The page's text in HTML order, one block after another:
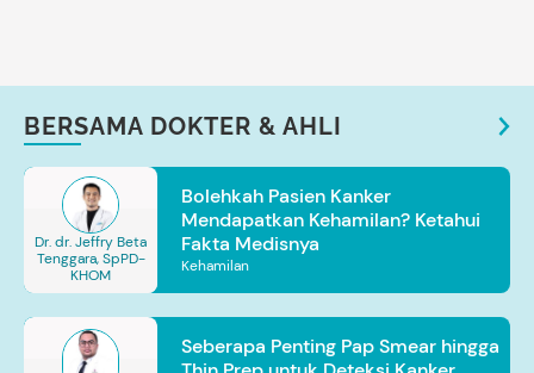
BERSAMA DOKTER & AHLI
Dr. dr. Jeffry Beta
Tenggara, SpPD-
KHOM
Bolehkah Pasien Kanker
Mendapatkan Kehamilan? Ketahui
Fakta Medisnya
Kehamilan
Seberapa Penting Pap Smear hingga